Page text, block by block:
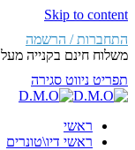
Skip to content
התחברות / הרשמה
משלוח חינם בקנייה מעל 150 ש"ח
תפריט ניווט סגירה
ראשי
ראשי דיו\טונרים